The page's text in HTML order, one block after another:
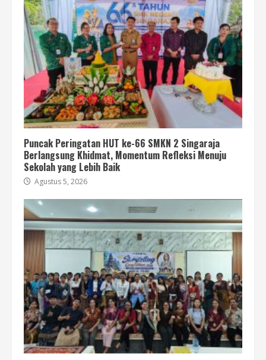
Puncak Peringatan HUT ke-66 SMKN 2 Singaraja
Berlangsung Khidmat, Momentum Refleksi Menuju
Sekolah yang Lebih Baik
Agustus 5, 2026